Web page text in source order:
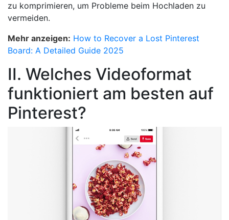
zu komprimieren, um Probleme beim Hochladen zu
vermeiden.
Mehr anzeigen: How to Recover a Lost Pinterest
Board: A Detailed Guide 2025
II. Welches Videoformat
funktioniert am besten auf
Pinterest?